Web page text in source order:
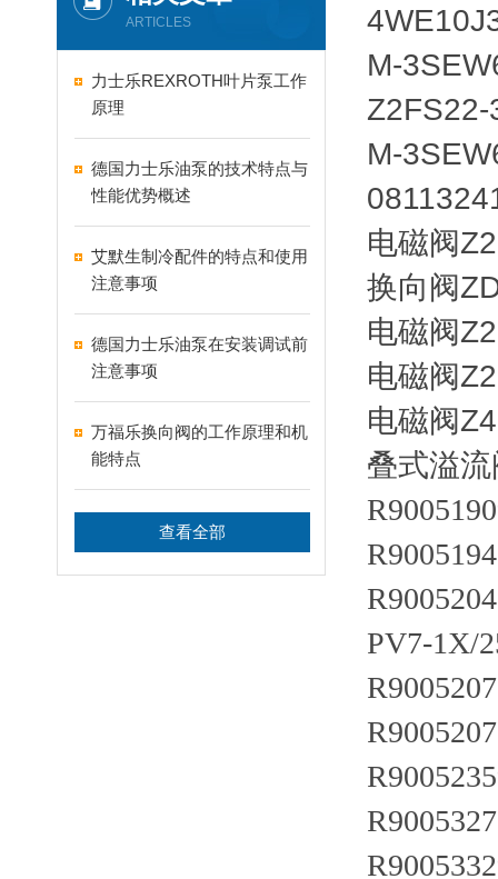
ARTICLES
力士乐REXROTH叶片泵工作
原理
德国力士乐油泵的技术特点与
性能优势概述
艾默生制冷配件的特点和使用
注意事项
德国力士乐油泵在安装调试前
注意事项
万福乐换向阀的工作原理和机
能特点
查看全部
M-
M-
电磁阀
换向阀
电磁阀
电磁阀
电磁阀
叠式溢
PV7-1X/